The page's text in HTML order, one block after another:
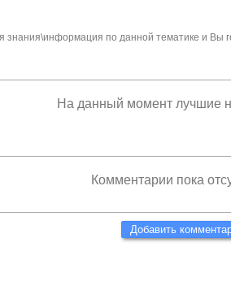
знания\информация по данной тематике и Вы
На данный момент лучшие
Комментарии пока
Добавить